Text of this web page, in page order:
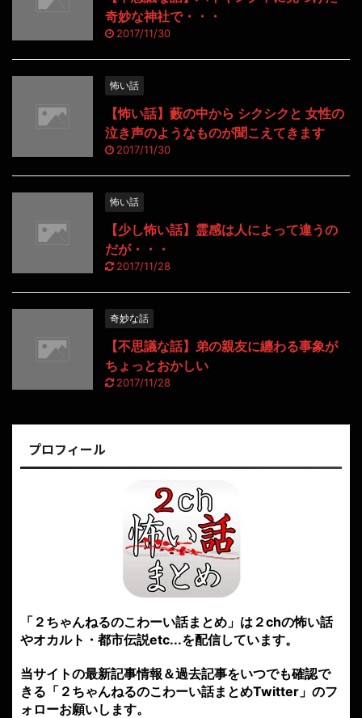
奇妙な神社で・・・
2017/11/30
怖い話
【怖い話】藪の中から シクシクと 女性の
泣き声のようなものが聞こえてきます
2017/11/30
怖い話
【少し怖い話】霊感は人によって違うの
だが・・・
2017/11/28
奇妙な話
【不思議な話】弟の親友に纏わる事象が
ちょっとおかしい
2017/11/28
プロフィール
「２ちゃんねるのこわーい話まとめ」は２chの怖い話
やオカルト・都市伝説etc...を配信しています。
当サイトの最新記事情報＆過去記事をいつでも確認で
きる「２ちゃんねるのこわーい話まとめTwitter」のフ
ォローお願いします。